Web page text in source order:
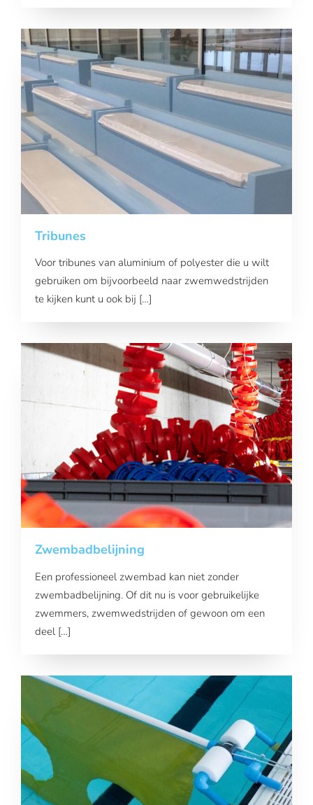
Tribunes
Voor tribunes van aluminium of polyester die u wilt
gebruiken om bijvoorbeeld naar zwemwedstrijden
te kijken kunt u ook bij […]
Zwembadbelijning
Een professioneel zwembad kan niet zonder
zwembadbelijning. Of dit nu is voor gebruikelijke
zwemmers, zwemwedstrijden of gewoon om een
deel […]